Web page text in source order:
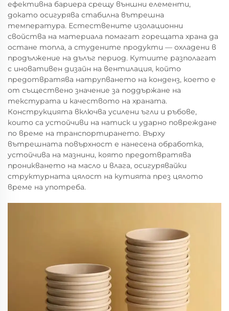
ефективна бариера срещу външни елементи,
докато осигурява стабилна вътрешна
температура. Естествените изолационни
свойства на материала помагат горещата храна да
остане топла, а студените продукти — охладени в
продължение на дълъг период. Кутиите разполагат
с иновативен дизайн на вентилация, който
предотвратява натрупването на конденз, което е
от съществено значение за поддържане на
текстурата и качеството на храната.
Конструкцията включва усилени ъгли и ръбове,
които са устойчиви на натиск и ударно повреждане
по време на транспортирането. Върху
вътрешната повърхност е нанесена обработка,
устойчива на мазнини, която предотвратява
проникването на масло и влага, осигурявайки
структурната цялост на кутията през цялото
време на употреба.